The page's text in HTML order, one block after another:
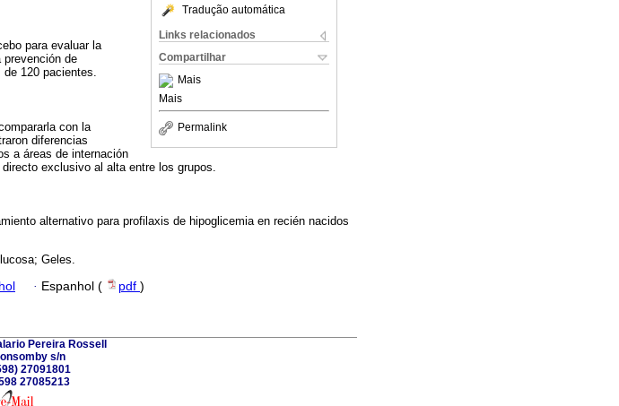
Tradução automática
Links relacionados
Compartilhar
Mais
Mais
Permalink
para evaluar la
de
de 120 pacientes.
con la
diferencias
a áreas de internación
exclusivo al alta entre los grupos.
alternativo para profilaxis de hipoglicemia en recién nacidos
Geles.
· Espanhol ( pdf )
Pereira Rossell
s/n
27091801
27085213